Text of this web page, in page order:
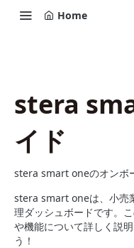
Home
stera
イド
stera smart oneのオンボ
stera smart oneは、小売
理ダッシュボードです。
や機能について詳しく説
う！